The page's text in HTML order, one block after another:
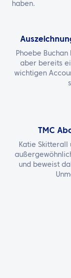
haben.
Phoebe
aber bereits
wichtigen
TMC
Katie
und beweist